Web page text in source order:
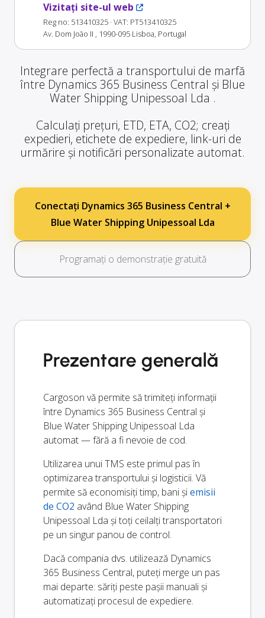
Vizitați site-ul web
Reg no: 513410325 · VAT: PT513410325
Av. Dom João II , 1990-095 Lisboa, Portugal
Integrare perfectă a transportului de marfă
între Dynamics 365 Business Central și Blue
Water Shipping Unipessoal Lda .
Calculați prețuri, ETD, ETA, CO2; creați
expedieri, etichete de expediere, link-uri de
urmărire și notificări personalizate automat.
Conectați Dynamics 365 Business Central +
Blue Water Shipping Unipessoal Lda
Programați o demonstrație gratuită
Prezentare generală
Cargoson vă permite să trimiteți informații
între Dynamics 365 Business Central și
Blue Water Shipping Unipessoal Lda
automat — fără a fi nevoie de cod.
Utilizarea unui TMS este primul pas în
optimizarea transportului și logisticii. Vă
permite să economisiți timp, bani șiemisii
de CO2 având Blue Water Shipping
Unipessoal Lda și toți ceilalți transportatori
pe un singur panou de control.
Dacă compania dvs. utilizează Dynamics
365 Business Central, puteți merge un pas
mai departe: săriți peste pașii manuali și
automatizați procesul de expediere.